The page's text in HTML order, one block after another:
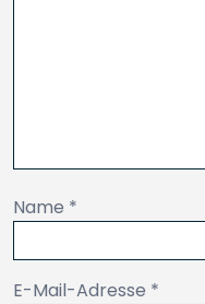
Name *
E-Mail-Adresse *